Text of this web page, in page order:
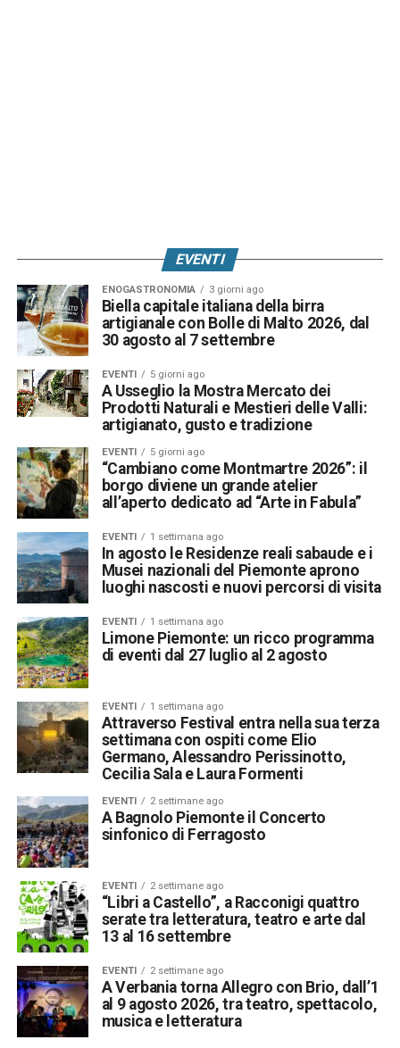
EVENTI
ENOGASTRONOMIA 3 giorni ago
Biella capitale italiana della birra
artigianale con Bolle di Malto 2026, dal
30 agosto al 7 settembre
EVENTI 5 giorni ago
A Usseglio la Mostra Mercato dei
Prodotti Naturali e Mestieri delle Valli:
artigianato, gusto e tradizione
EVENTI 5 giorni ago
“Cambiano come Montmartre 2026”: il
borgo diviene un grande atelier
all’aperto dedicato ad “Arte in Fabula”
EVENTI 1 settimana ago
In agosto le Residenze reali sabaude e i
Musei nazionali del Piemonte aprono
luoghi nascosti e nuovi percorsi di visita
EVENTI 1 settimana ago
Limone Piemonte: un ricco programma
di eventi dal 27 luglio al 2 agosto
EVENTI 1 settimana ago
Attraverso Festival entra nella sua terza
settimana con ospiti come Elio
Germano, Alessandro Perissinotto,
Cecilia Sala e Laura Formenti
EVENTI 2 settimane ago
A Bagnolo Piemonte il Concerto
sinfonico di Ferragosto
EVENTI 2 settimane ago
“Libri a Castello”, a Racconigi quattro
serate tra letteratura, teatro e arte dal
13 al 16 settembre
EVENTI 2 settimane ago
A Verbania torna Allegro con Brio, dall’1
al 9 agosto 2026, tra teatro, spettacolo,
musica e letteratura